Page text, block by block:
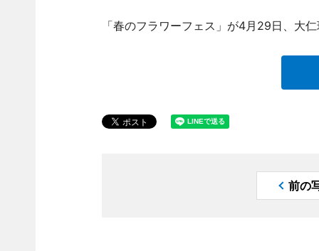
「春のフラワーフェス」が4月29日、大
前の